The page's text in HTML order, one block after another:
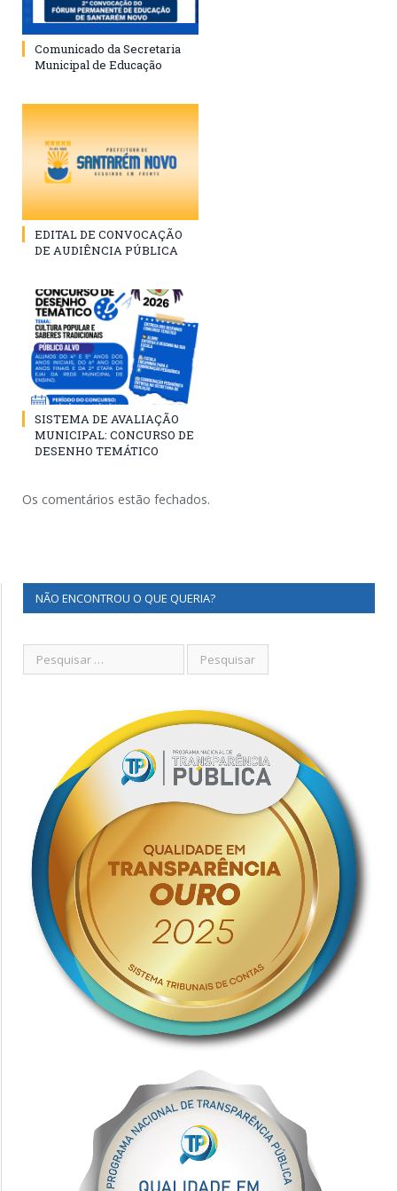
Comunicado da Secretaria
Municipal de Educação
EDITAL DE CONVOCAÇÃO
DE AUDIÊNCIA PÚBLICA
SISTEMA DE AVALIAÇÃO
MUNICIPAL: CONCURSO DE
DESENHO TEMÁTICO
Os comentários estão fechados.
NÃO ENCONTROU O QUE QUERIA?